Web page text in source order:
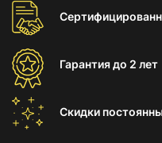
Гарантиядо 2 лет
Скидки